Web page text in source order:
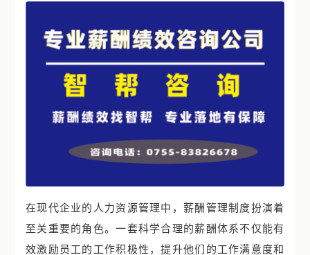
在现代企业的人力资源管理中，薪酬管理制度扮演着
至关重要的角色。一套科学合理的薪酬体系不仅能有
效激励员工的工作积极性，提升他们的工作满意度和